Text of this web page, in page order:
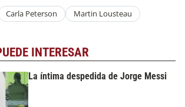
Carla Peterson Martin Lousteau
INTERESAR
La íntima despedida de Jorge Messi